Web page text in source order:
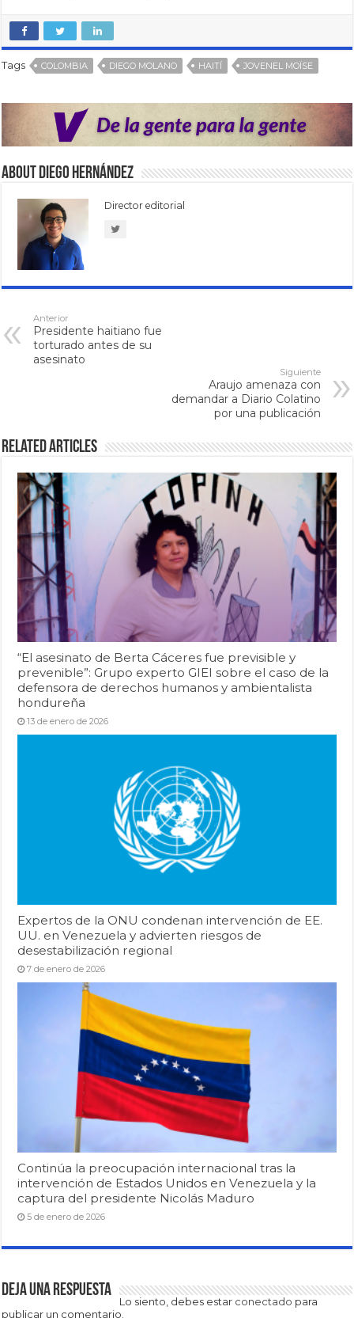
Tags COLOMBIA DIEGO MOLANO HAITÍ JOVENEL MOÏSE
About Diego Hernández
Director editorial
Anterior
Presidente haitiano fue
torturado antes de su
asesinato
Siguiente
Araujo amenaza con
demandar a Diario Colatino
por una publicación
Related Articles
“El asesinato de Berta Cáceres fue previsible y
prevenible”: Grupo experto GIEI sobre el caso de la
defensora de derechos humanos y ambientalista
hondureña
13 de enero de 2026
Expertos de la ONU condenan intervención de EE.
UU. en Venezuela y advierten riesgos de
desestabilización regional
7 de enero de 2026
Continúa la preocupación internacional tras la
intervención de Estados Unidos en Venezuela y la
captura del presidente Nicolás Maduro
5 de enero de 2026
Deja una respuesta
Lo siento, debes estar conectado para
publicar un comentario.